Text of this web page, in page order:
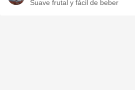
Suave frutal y fácil de beber